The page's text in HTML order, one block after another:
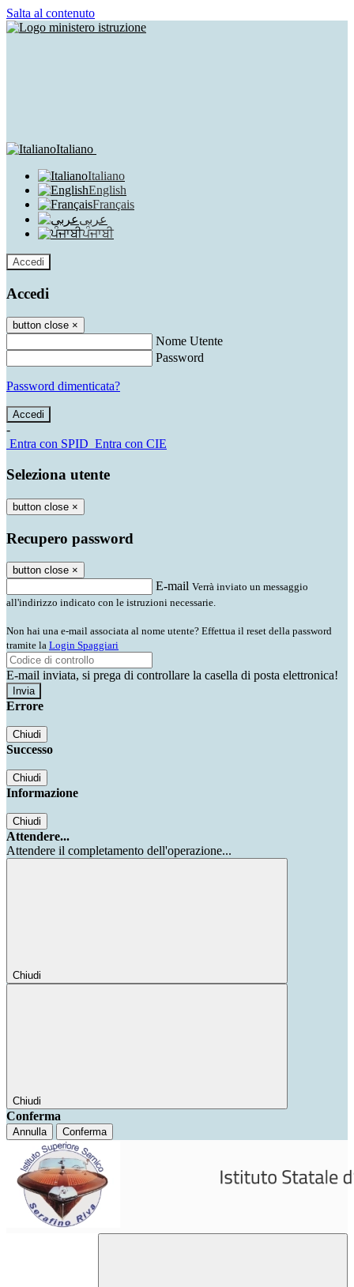
Salta al contenuto
Italiano
Italiano
English
Français
عربى
ਪੰਜਾਬੀ
Accedi
Accedi
button close ×
Nome Utente
Password
Password dimenticata?
-
Entra con SPID Entra con CIE
Seleziona utente
button close ×
Recupero password
button close ×
E-mail Verrà inviato un messaggio
all'indirizzo indicato con le istruzioni necessarie.
Non hai una e-mail associata al nome utente? Effettua il reset della password
tramite la Login Spaggiari
E-mail inviata, si prega di controllare la casella di posta elettronica!
Errore
Chiudi
Successo
Chiudi
Informazione
Chiudi
Attendere...
Attendere il completamento dell'operazione...
Chiudi
Chiudi
Conferma
Annulla Conferma